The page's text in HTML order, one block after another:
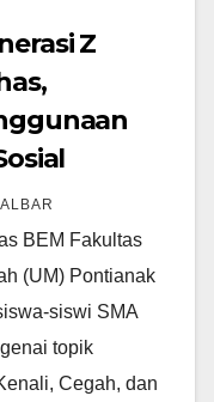
Z
BEM Fakultas
(UM) Pontianak
siswi SMA
topik
Cegah, dan